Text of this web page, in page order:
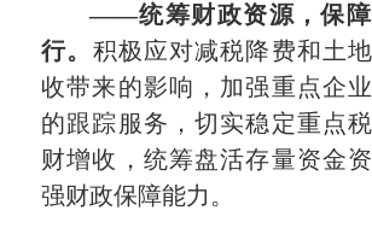
——统筹财政资源，保
行。 积极应对减税降费和土
收带来的影响，加强重点企
的跟踪服务，切实稳定重点
财增收，统筹盘活存量资金
强财政保障能力。